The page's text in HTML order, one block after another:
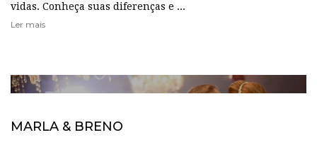
vidas. Conheça suas diferenças e ...
Ler mais
MARLA & BRENO